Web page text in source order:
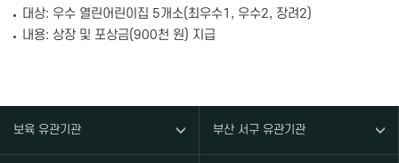
대상: 우수 열린어린이집 5개소(최우수1, 우수2, 장려2)
내용: 상장 및 포상금(900천 원) 지급
보육 유관기관 부산 서구 유관기관